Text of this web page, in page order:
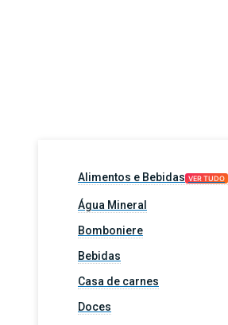
Alimentos e Bebidas VER TUDO
Água Mineral
Bomboniere
Bebidas
Casa de carnes
Doces